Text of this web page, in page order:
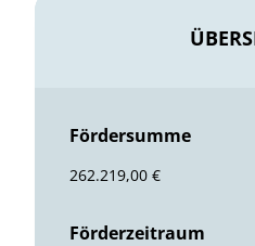
Fördersumme
262.219,00 €
Förderzeitraum